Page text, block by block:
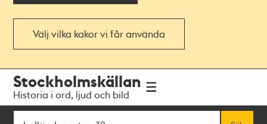
Välj vilka kakor vi får använda
navigationen
huvudinnehållet
Stockholmskällan
Historia i ord, ljud och bild
Sök